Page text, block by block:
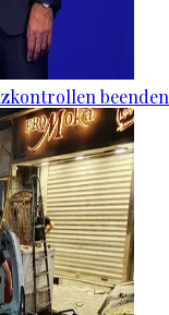
beenden